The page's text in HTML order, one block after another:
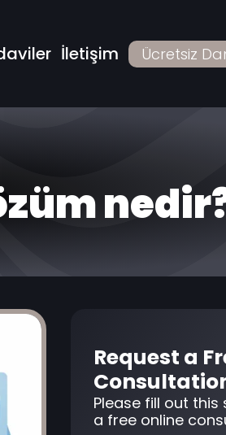
İletişim
Ücretsiz
Request a
Please fill out
a free online